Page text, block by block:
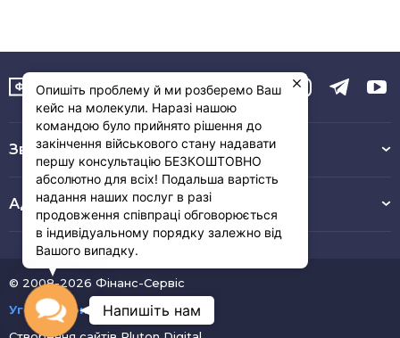
Зв’язок з нами :
Адреса
© 2008-2026 Фінанс-Сервіс
Угода користувача
Contact
Напишіть нам
Опишіть проблему й ми розберемо Ваш
кейс на молекули. Наразі нашою
командою було прийнято рішення до
закінчення військового стану надавати
першу консультацію БЕЗКОШТОВНО
абсолютно для всіх! Подальша вартість
надання наших послуг в разі
продовження співпраці обговорюється
в індивідуальному порядку залежно від
Вашого випадку.